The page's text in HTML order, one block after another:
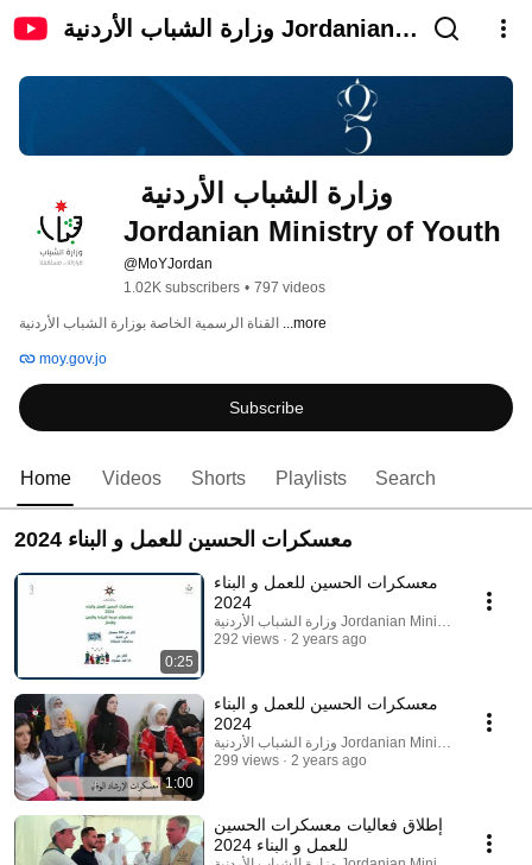
وزارة الشباب الأردنية Jordanian
Jordanian Ministry of Youth
@MoYJordan
1.02K subscribers • 797 videos
...more
moy.gov.jo
Subscribe
Home Videos Shorts Playlists Search
معسكرات الحسين للعمل و البناء 2024
0:25
معسكرات الحسين للعمل و البناء
2024
وزارة الشباب الأردنية Jordanian Ministry of Youth
292 views
2 years ago
1:00
معسكرات الحسين للعمل و البناء
2024
وزارة الشباب الأردنية Jordanian Ministry of Youth
299 views
2 years ago
إطلاق فعاليات معسكرات الحسين
للعمل و البناء 2024